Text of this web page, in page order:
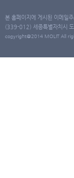
본 홈페이지에 게시된 이메일
(339-012) 세종특별자치시
copyright@2014 MOLIT All